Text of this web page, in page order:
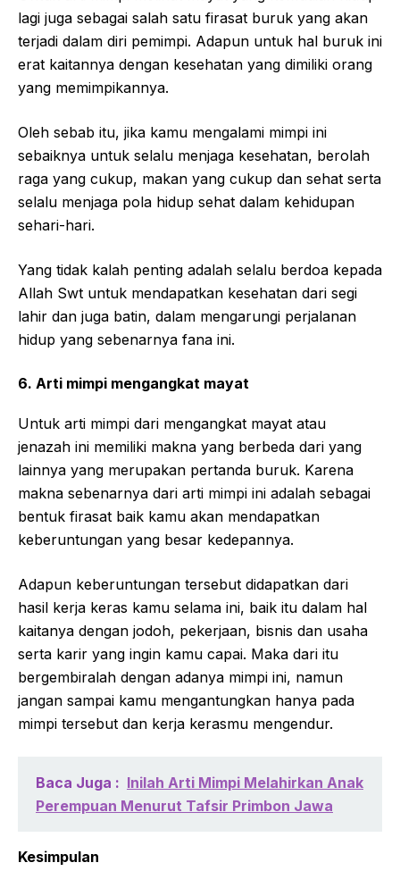
lagi juga sebagai salah satu firasat buruk yang akan
terjadi dalam diri pemimpi. Adapun untuk hal buruk ini
erat kaitannya dengan kesehatan yang dimiliki orang
yang memimpikannya.
Oleh sebab itu, jika kamu mengalami mimpi ini
sebaiknya untuk selalu menjaga kesehatan, berolah
raga yang cukup, makan yang cukup dan sehat serta
selalu menjaga pola hidup sehat dalam kehidupan
sehari-hari.
Yang tidak kalah penting adalah selalu berdoa kepada
Allah Swt untuk mendapatkan kesehatan dari segi
lahir dan juga batin, dalam mengarungi perjalanan
hidup yang sebenarnya fana ini.
6. Arti mimpi mengangkat mayat
Untuk arti mimpi dari mengangkat mayat atau
jenazah ini memiliki makna yang berbeda dari yang
lainnya yang merupakan pertanda buruk. Karena
makna sebenarnya dari arti mimpi ini adalah sebagai
bentuk firasat baik kamu akan mendapatkan
keberuntungan yang besar kedepannya.
Adapun keberuntungan tersebut didapatkan dari
hasil kerja keras kamu selama ini, baik itu dalam hal
kaitanya dengan jodoh, pekerjaan, bisnis dan usaha
serta karir yang ingin kamu capai. Maka dari itu
bergembiralah dengan adanya mimpi ini, namun
jangan sampai kamu mengantungkan hanya pada
mimpi tersebut dan kerja kerasmu mengendur.
Baca Juga : Inilah Arti Mimpi Melahirkan Anak
Perempuan Menurut Tafsir Primbon Jawa
Kesimpulan